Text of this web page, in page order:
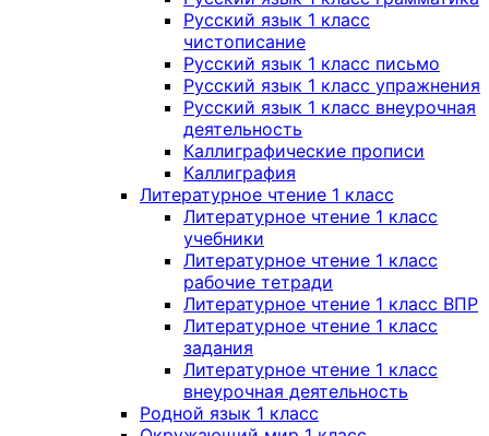
Русский язык 1 класс
чистописание
Русский язык 1 класс письмо
Русский язык 1 класс упражнения
Русский язык 1 класс внеурочная
деятельность
Каллиграфические прописи
Каллиграфия
Литературное чтение 1 класс
Литературное чтение 1 класс
учебники
Литературное чтение 1 класс
рабочие тетради
Литературное чтение 1 класс ВПР
Литературное чтение 1 класс
задания
Литературное чтение 1 класс
внеурочная деятельность
Родной язык 1 класс